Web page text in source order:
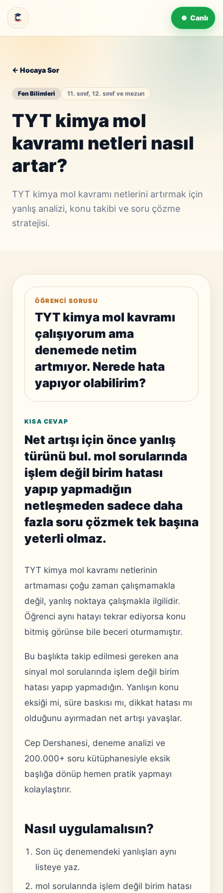
Canlı
← Hocaya Sor
Fen Bilimleri 11. sınıf, 12. sınıf ve mezun
TYT kimya mol
kavramı netleri nasıl
artar?
TYT kimya mol kavramı netlerini artırmak için
yanlış analizi, konu takibi ve soru çözme
stratejisi.
ÖĞRENCI SORUSU
TYT kimya mol kavramı
çalışıyorum ama
denemede netim
artmıyor. Nerede hata
yapıyor olabilirim?
KISA CEVAP
Net artışı için önce yanlış
türünü bul. mol sorularında
işlem değil birim hatası
yapıp yapmadığın
netleşmeden sadece daha
fazla soru çözmek tek başına
yeterli olmaz.
TYT kimya mol kavramı netlerinin
artmaması çoğu zaman çalışmamakla
değil, yanlış noktaya çalışmakla ilgilidir.
Öğrenci aynı hatayı tekrar ediyorsa konu
bitmiş görünse bile beceri oturmamıştır.
Bu başlıkta takip edilmesi gereken ana
sinyal mol sorularında işlem değil birim
hatası yapıp yapmadığın. Yanlışın konu
eksiği mi, süre baskısı mı, dikkat hatası mı
olduğunu ayırmadan net artışı yavaşlar.
Cep Dershanesi, deneme analizi ve
200.000+ soru kütüphanesiyle eksik
başlığa dönüp hemen pratik yapmayı
kolaylaştırır.
Nasıl uygulamalısın?
Son üç denemendeki yanlışları aynı
listeye yaz.
mol sorularında işlem değil birim hatası